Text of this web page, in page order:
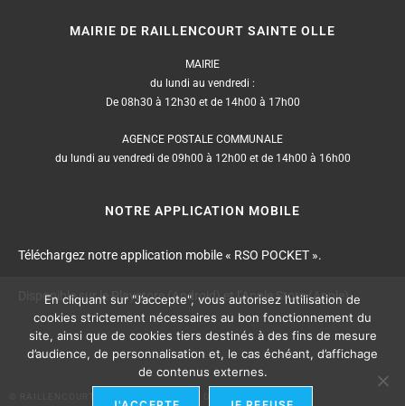
MAIRIE DE RAILLENCOURT SAINTE OLLE
MAIRIE
du lundi au vendredi :
De 08h30 à 12h30 et de 14h00 à 17h00
AGENCE POSTALE COMMUNALE
du lundi au vendredi de 09h00 à 12h00 et de 14h00 à 16h00
NOTRE APPLICATION MOBILE
Téléchargez notre application mobile « RSO POCKET ».
Disponible sur le Playstore (Android) et l’Apple Store (Apple).
En cliquant sur "J’accepte", vous autorisez l’utilisation de
cookies strictement nécessaires au bon fonctionnement du
site, ainsi que de cookies tiers destinés à des fins de mesure
d’audience, de personnalisation et, le cas échéant, d’affichage
de contenus externes.